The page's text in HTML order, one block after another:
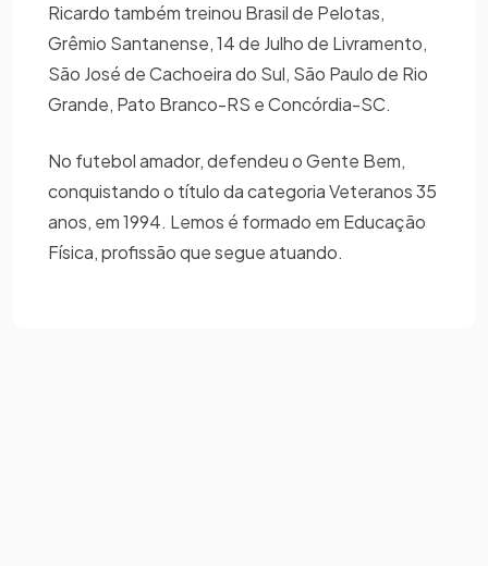
Ricardo também treinou Brasil de Pelotas,
Grêmio Santanense, 14 de Julho de Livramento,
São José de Cachoeira do Sul, São Paulo de Rio
Grande, Pato Branco-RS e Concórdia-SC.
No futebol amador, defendeu o Gente Bem,
conquistando o título da categoria Veteranos 35
anos, em 1994. Lemos é formado em Educação
Física, profissão que segue atuando.